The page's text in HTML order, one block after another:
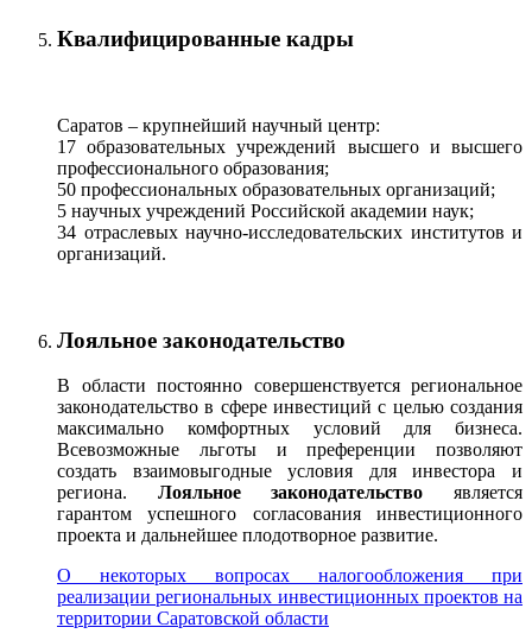
Квалифицированные кадры
Саратов – крупнейший научный центр:
17 образовательных учреждений высшего и высшего
профессионального образования;
50 профессиональных образовательных организаций;
5 научных учреждений Российской академии наук;
34 отраслевых научно-исследовательских институтов и
организаций.
Лояльное законодательство
В области постоянно совершенствуется региональное
законодательство в сфере инвестиций с целью создания
максимально комфортных условий для бизнеса.
Всевозможные льготы и преференции позволяют
создать взаимовыгодные условия для инвестора и
региона. Лояльное законодательство является
гарантом успешного согласования инвестиционного
проекта и дальнейшее плодотворное развитие.
О некоторых вопросах налогообложения при
реализации региональных инвестиционных проектов на
территории Саратовской области